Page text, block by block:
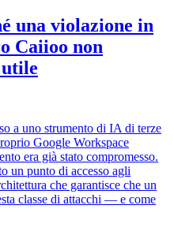
una violazione in
Caiioo non
a uno strumento di IA di terze
Google Workspace
era già stato compromesso.
un punto di accesso agli
che garantisce che un
classe di attacchi — e come